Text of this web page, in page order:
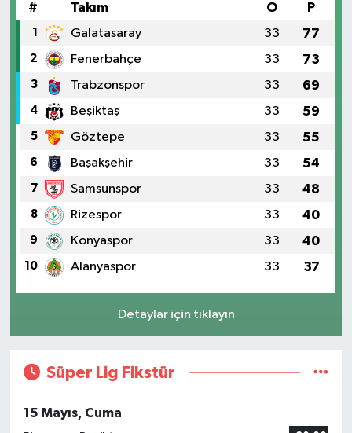
# Takım O P
1 Galatasaray 33 77
2 Fenerbahçe 33 73
3 Trabzonspor 33 69
4 Beşiktaş 33 59
5 Göztepe 33 55
6 Başakşehir 33 54
7 Samsunspor 33 48
8 Rizespor 33 40
9 Konyaspor 33 40
10 Alanyaspor 33 37
Detaylar için tıklayın
Süper Lig Fikstür
15 Mayıs, Cuma